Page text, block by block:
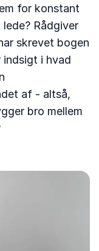
for konstant
Rådgiver
skrevet bogen
indsigt i hvad
af - altså,
bro mellem